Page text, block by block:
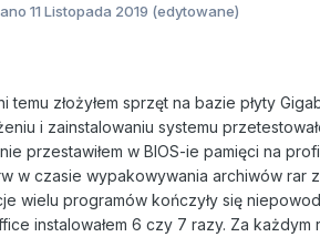
11 Listopada 2019 (edytowane)
temu złożyłem sprzęt na bazie płyty
i zainstalowaniu systemu
przestawiłem w BIOS-ie pamięci na
w czasie wypakowywania archiwów rar
wielu programów kończyły się
instalowałem 6 czy 7 razy. Za